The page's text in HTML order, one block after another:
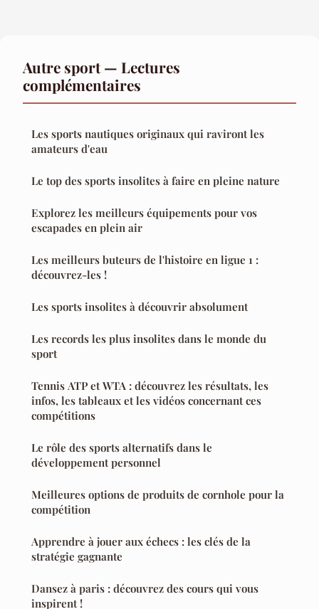
Autre sport — Lectures
complémentaires
Les sports nautiques originaux qui raviront les
amateurs d'eau
Le top des sports insolites à faire en pleine nature
Explorez les meilleurs équipements pour vos
escapades en plein air
Les meilleurs buteurs de l'histoire en ligue 1 :
découvrez-les !
Les sports insolites à découvrir absolument
Les records les plus insolites dans le monde du
sport
Tennis ATP et WTA : découvrez les résultats, les
infos, les tableaux et les vidéos concernant ces
compétitions
Le rôle des sports alternatifs dans le
développement personnel
Meilleures options de produits de cornhole pour la
compétition
Apprendre à jouer aux échecs : les clés de la
stratégie gagnante
Dansez à paris : découvrez des cours qui vous
inspirent !